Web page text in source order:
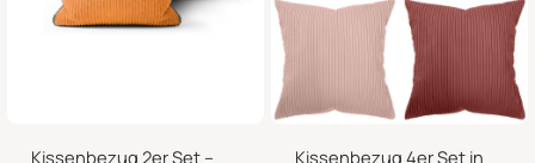
Kissenbezug 2er Set –
Kissenbezug 4er Set in